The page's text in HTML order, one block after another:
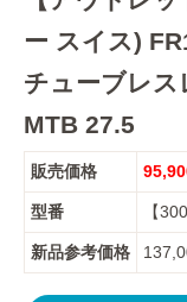
ー スイス)
チューブレ
MTB 27.5
販売価格
型番 【
新品参考価格